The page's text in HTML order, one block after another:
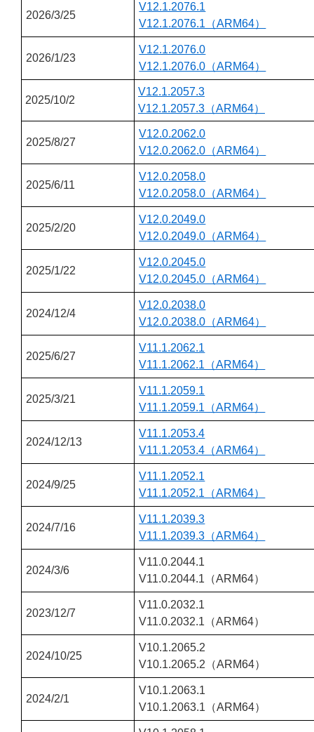
2026/3/25
V12.1.2076.1
V12.1.2076.1（ARM64）
2026/1/23
V12.1.2076.0
V12.1.2076.0（ARM64）
2025/10/2
V12.1.2057.3
V12.1.2057.3（ARM64）
2025/8/27
V12.0.2062.0
V12.0.2062.0（ARM64）
2025/6/11
V12.0.2058.0
V12.0.2058.0（ARM64）
2025/2/20
V12.0.2049.0
V12.0.2049.0（ARM64）
2025/1/22
V12.0.2045.0
V12.0.2045.0（ARM64）
2024/12/4
V12.0.2038.0
V12.0.2038.0（ARM64）
2025/6/27
V11.1.2062.1
V11.1.2062.1（ARM64）
2025/3/21
V11.1.2059.1
V11.1.2059.1（ARM64）
2024/12/13
V11.1.2053.4
V11.1.2053.4（ARM64）
2024/9/25
V11.1.2052.1
V11.1.2052.1（ARM64）
2024/7/16
V11.1.2039.3
V11.1.2039.3（ARM64）
2024/3/6
V11.0.2044.1
V11.0.2044.1（ARM64）
2023/12/7
V11.0.2032.1
V11.0.2032.1（ARM64）
2024/10/25
V10.1.2065.2
V10.1.2065.2（ARM64）
2024/2/1
V10.1.2063.1
V10.1.2063.1（ARM64）